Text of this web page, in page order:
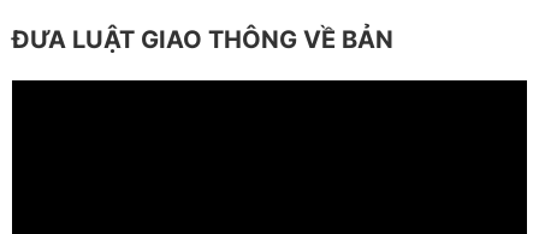
ĐƯA LUẬT GIAO THÔNG VỀ BẢN